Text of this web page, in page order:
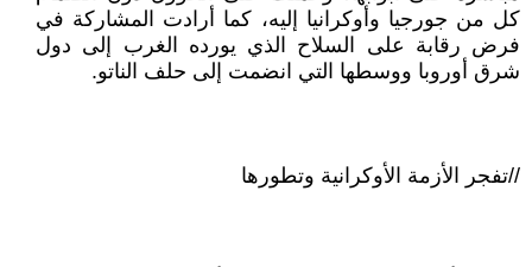
كل من جورجيا وأوكرانيا إليه، كما أرادت المشاركة في
فرض رقابة على السلاح الذي يورده الغرب إلى دول
شرق أوروبا ووسطها التي انضمت إلى حلف الناتو.
//تفجر الأزمة الأوكرانية وتطورها